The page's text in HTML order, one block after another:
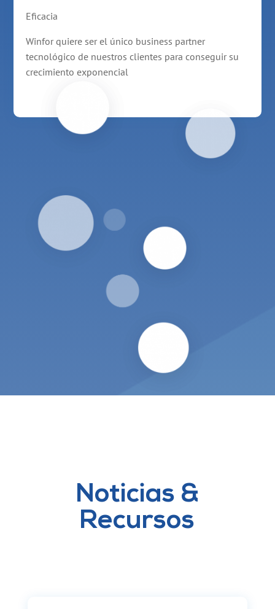
Eficacia
Winfor quiere ser el único business partner
tecnológico de nuestros clientes para conseguir su
crecimiento exponencial
Noticias &
Recursos